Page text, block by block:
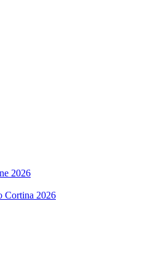
2026
Cortina 2026